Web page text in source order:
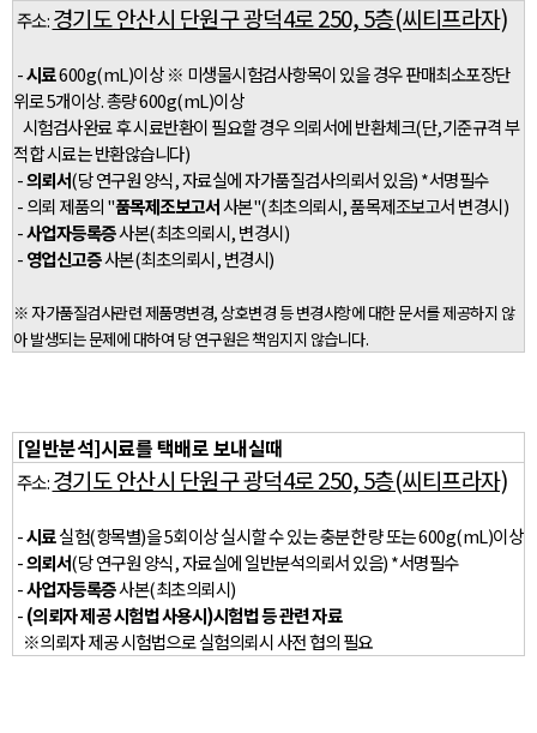
주소:경기도 안산시 단원구 광덕4로 250, 5층(씨티프라자)
-시료600g(mL)이상 ※ 미생물시험검사항목이 있을 경우 판매최소포장단
위로 5개이상. 총량 600g(mL)이상
시험검사완료 후 시료반환이 필요할 경우 의뢰서에 반환체크(단,기준규격 부
적합 시료는 반환않습니다)
-의뢰서(당 연구원 양식, 자료실에 자가품질검사의뢰서 있음) *서명필수
- 의뢰 제품의 "품목제조보고서사본"(최초의뢰시, 품목제조보고서 변경시)
-사업자등록증사본(최초의뢰시, 변경시)
-영업신고증사본(최초의뢰시, 변경시)
※ 자가품질검사관련 제품명변경, 상호변경 등 변경사항에 대한 문서를 제공하지 않
아 발생되는 문제에 대하여 당 연구원은 책임지지 않습니다.
[일반분석]시료를 택배로 보내실때
주소:경기도 안산시 단원구 광덕4로 250, 5층(씨티프라자)
-시료실험(항목별)을 5회이상 실시할 수 있는 충분한 량 또는 600g(mL)이상
-의뢰서(당 연구원 양식, 자료실에 일반분석의뢰서 있음) *서명필수
-사업자등록증사본(최초의뢰시)
-(의뢰자 제공 시험법 사용시)시험법 등 관련 자료
※의뢰자 제공 시험법으로 실험의뢰시 사전 협의 필요